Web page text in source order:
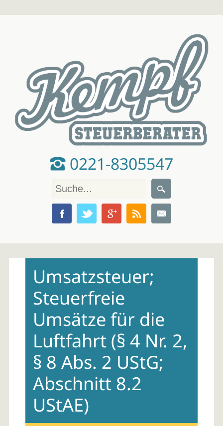
0221-8305547
contentUmsatzsteuer;
Steuerfreie
Umsätze für die
Luftfahrt (§ 4 Nr. 2,
§ 8 Abs. 2 UStG;
Abschnitt 8.2
UStAE)